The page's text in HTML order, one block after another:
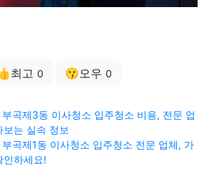
최고 0 😗오우 0
곡제3동 이사청소 입주청소 비용, 전문 업
는 실속 정보
곡제1동 이사청소 입주청소 전문 업체, 가
인하세요!